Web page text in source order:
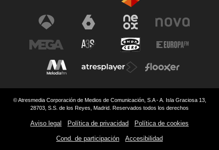
© Atresmedia Corporación de Medios de Comunicación, S.A - A. Isla Graciosa 13,
28703, S.S. de los Reyes, Madrid. Reservados todos los derechos
Aviso legal Política de privacidad Política de cookies
Cond. de participación Accesibilidad